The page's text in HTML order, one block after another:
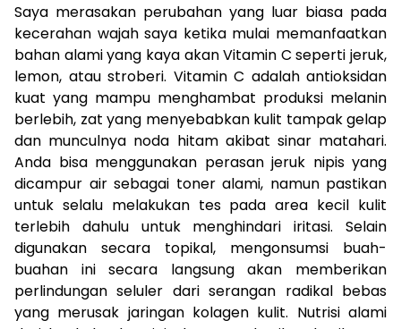
Saya merasakan perubahan yang luar biasa pada
kecerahan wajah saya ketika mulai memanfaatkan
bahan alami yang kaya akan Vitamin C seperti jeruk,
lemon, atau stroberi. Vitamin C adalah antioksidan
kuat yang mampu menghambat produksi melanin
berlebih, zat yang menyebabkan kulit tampak gelap
dan munculnya noda hitam akibat sinar matahari.
Anda bisa menggunakan perasan jeruk nipis yang
dicampur air sebagai toner alami, namun pastikan
untuk selalu melakukan tes pada area kecil kulit
terlebih dahulu untuk menghindari iritasi. Selain
digunakan secara topikal, mengonsumsi buah-
buahan ini secara langsung akan memberikan
perlindungan seluler dari serangan radikal bebas
yang merusak jaringan kolagen kulit. Nutrisi alami